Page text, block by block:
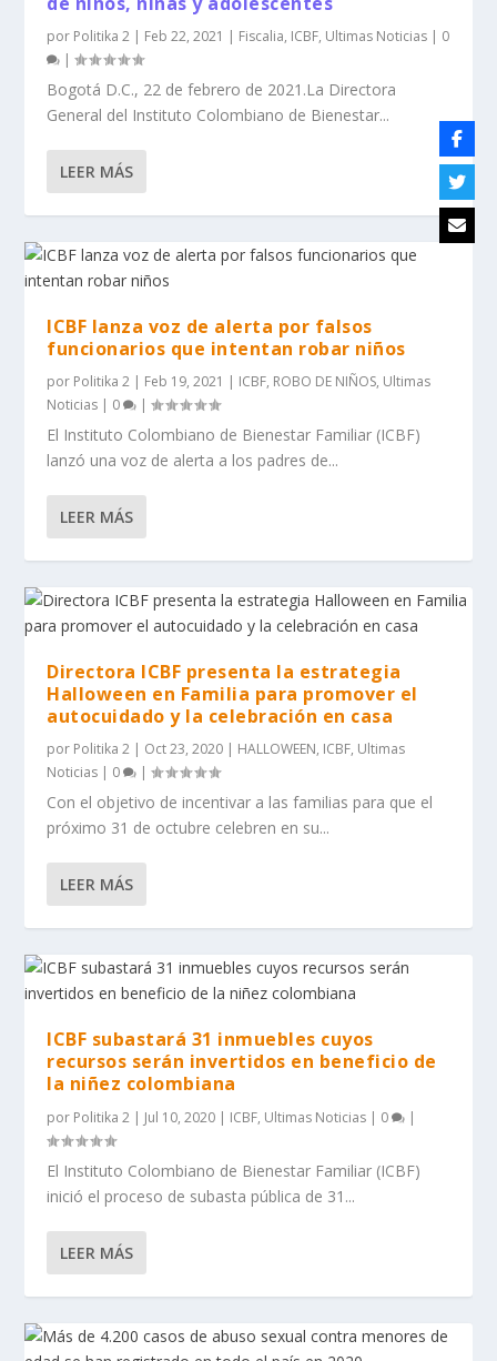
por Politika 2 | Feb 22, 2021 | Fiscalia, ICBF, Ultimas Noticias | 0
|
Bogotá D.C., 22 de febrero de 2021.La Directora
General del Instituto Colombiano de Bienestar...
LEER MÁS
ICBF lanza voz de alerta por falsos
funcionarios que intentan robar niños
por Politika 2 | Feb 19, 2021 | ICBF, ROBO DE NIÑOS, Ultimas
Noticias | 0 |
El Instituto Colombiano de Bienestar Familiar (ICBF)
lanzó una voz de alerta a los padres de...
LEER MÁS
Directora ICBF presenta la estrategia
Halloween en Familia para promover el
autocuidado y la celebración en casa
por Politika 2 | Oct 23, 2020 | HALLOWEEN, ICBF, Ultimas
Noticias | 0 |
Con el objetivo de incentivar a las familias para que el
próximo 31 de octubre celebren en su...
LEER MÁS
ICBF subastará 31 inmuebles cuyos
recursos serán invertidos en beneficio de
la niñez colombiana
por Politika 2 | Jul 10, 2020 | ICBF, Ultimas Noticias | 0 |
El Instituto Colombiano de Bienestar Familiar (ICBF)
inició el proceso de subasta pública de 31...
LEER MÁS